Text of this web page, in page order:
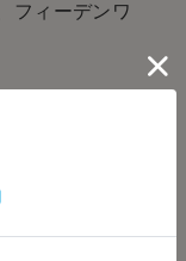
フィーデンワ
ナバワックス・オ